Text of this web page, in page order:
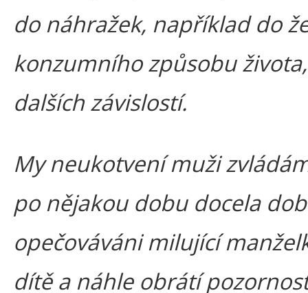
do náhražek, například do
konzumního způsobu
dalších závislostí.
My neukotvení muži
po nějakou dobu docela
opečováváni milující
dítě a náhle obrátí